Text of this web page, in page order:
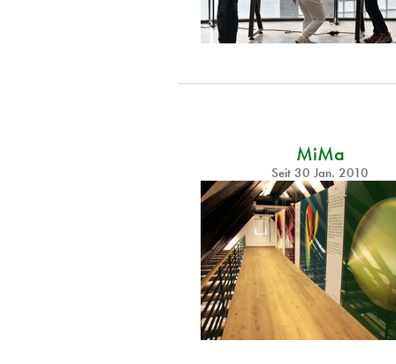
MiMa
Seit 30 Jan. 2010